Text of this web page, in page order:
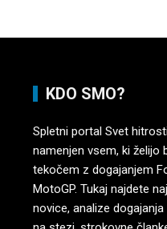
KDO SMO?
Spletni portal Svet
namenjen vsem, ki želijo
tekočem z dogajanjem
MotoGP. Tukaj najdete
novice, analize dogajanja